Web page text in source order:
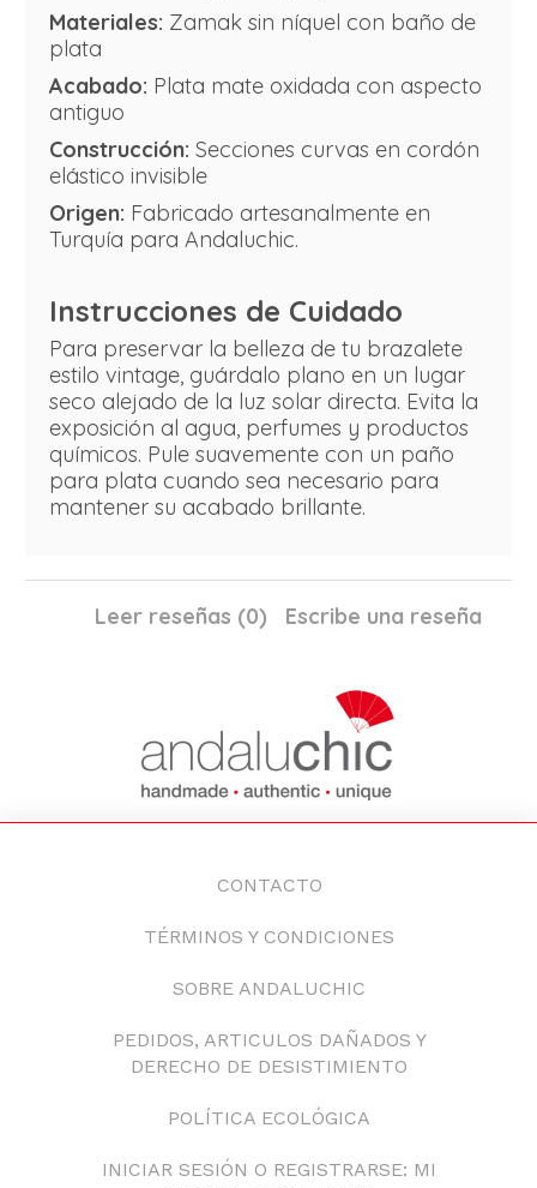
Materiales: Zamak sin níquel con baño de
plata
Acabado: Plata mate oxidada con aspecto
antiguo
Construcción: Secciones curvas en cordón
elástico invisible
Origen: Fabricado artesanalmente en
Turquía para Andaluchic.
Instrucciones de Cuidado
Para preservar la belleza de tu brazalete
estilo vintage, guárdalo plano en un lugar
seco alejado de la luz solar directa. Evita la
exposición al agua, perfumes y productos
químicos. Pule suavemente con un paño
para plata cuando sea necesario para
mantener su acabado brillante.
Leer reseñas (0) Escribe una reseña
CONTACTO
TÉRMINOS Y CONDICIONES
SOBRE ANDALUCHIC
PEDIDOS, ARTICULOS DAÑADOS Y
DERECHO DE DESISTIMIENTO
POLÍTICA ECOLÓGICA
INICIAR SESIÓN O REGISTRARSE: MI